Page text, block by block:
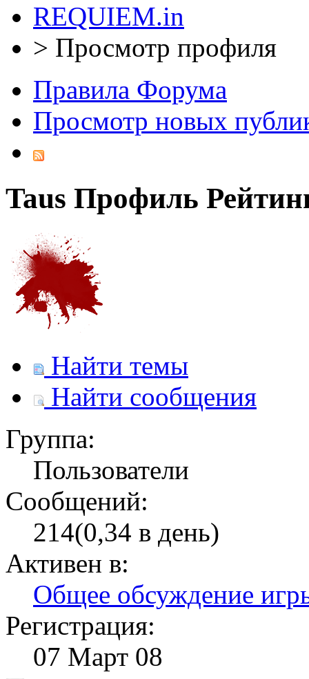
REQUIEM.in
> Просмотр профиля
Правила Форума
Просмотр новых
Taus Профиль
Найти темы
Найти сообщения
Группа:
Пользователи
Сообщений:
214(0,34 в день)
Активен в:
Общее обсуждение
Регистрация:
07 Март 08